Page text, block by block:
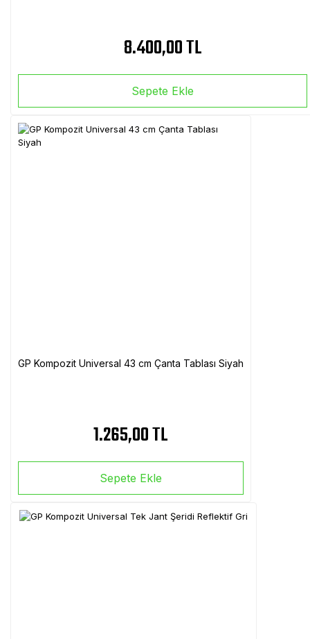
8.400,00 TL
Sepete Ekle
GP Kompozit Universal 43 cm Çanta Tablası Siyah
1.265,00 TL
Sepete Ekle